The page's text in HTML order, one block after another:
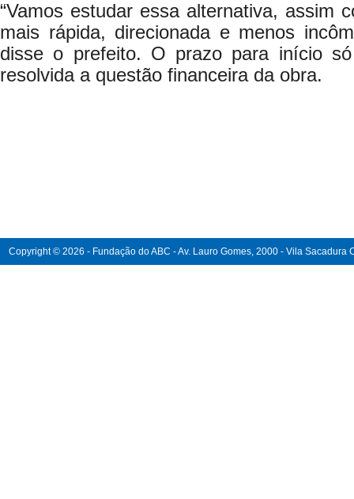
“Vamos estudar essa alternativa, assim
mais rápida, direcionada e menos
disse o prefeito. O prazo para início
resolvida a questão financeira da obra.
Copyright © 2026 - Fundação do ABC - Av. Lauro Gomes, 2000 - Vila